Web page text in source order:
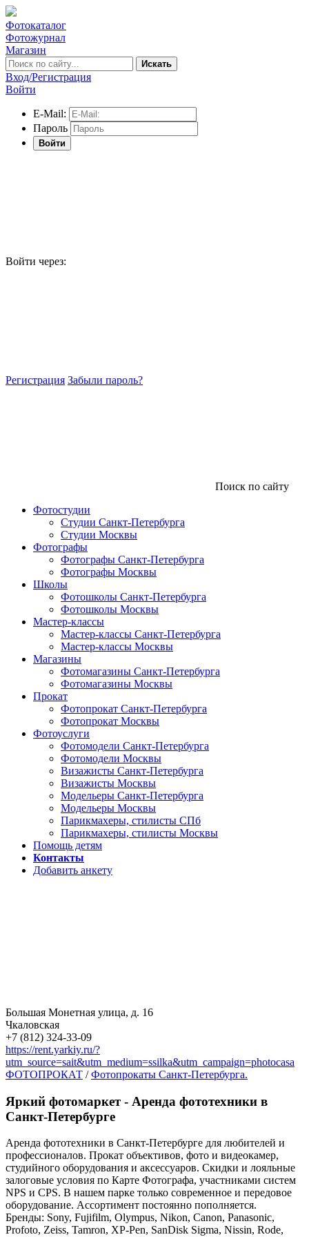
Фотокаталог
Фотожурнал
Магазин
Искать
Вход/Регистрация
Войти
E-Mail:
Пароль
Войти
Войти через:
Регистрация Забыли пароль?
Поиск по сайту
Фотостудии
Студии Санкт-Петербурга
Студии Москвы
Фотографы
Фотографы Санкт-Петербурга
Фотографы Москвы
Школы
Фотошколы Санкт-Петербурга
Фотошколы Москвы
Мастер-классы
Мастер-классы Санкт-Петербурга
Мастер-классы Москвы
Магазины
Фотомагазины Санкт-Петербурга
Фотомагазины Москвы
Прокат
Фотопрокат Санкт-Петербурга
Фотопрокат Москвы
Фотоуслуги
Фотомодели Санкт-Петербурга
Фотомодели Москвы
Визажисты Санкт-Петербурга
Визажисты Москвы
Модельеры Санкт-Петербурга
Модельеры Москвы
Парикмахеры, стилисты СПб
Парикмахеры, стилисты Москвы
Помощь детям
Контакты
Добавить анкету
Большая Монетная улица, д. 16
Чкаловская
+7 (812) 324-33-09
https://rent.yarkiy.ru/?
utm_source=sait&utm_medium=ssilka&utm_campaign=photocasa
ФОТОПРОКАТ /Фотопрокаты Санкт-Петербурга.
Яркий фотомаркет - Аренда фототехники в
Санкт-Петербурге
Аренда фототехники в Санкт-Петербурге для любителей и
профессионалов. Прокат объективов, фото и видеокамер,
студийного оборудования и аксессуаров. Скидки и лояльные
залоговые условия по Карте Фотографа, участниками систем
NPS и CPS. В нашем парке только современное и передовое
оборудование. Ассортимент постоянно пополняется.
Бренды: Sony, Fujifilm, Olympus, Nikon, Canon, Panasonic,
Profoto, Zeiss, Tamron, XP-Pen, SanDisk Sigma, Nissin, Rode,